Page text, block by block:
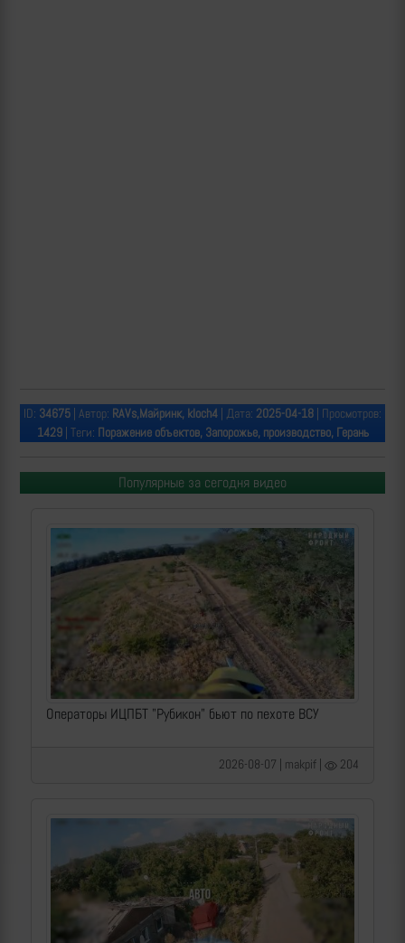
ID: 34675 | Автор: RAVs,Майринк, kloch4 | Дата: 2025-04-18 | Просмотров:
1429| Теги: Поражение объектов, Запорожье, производство, Герань
Популярные за сегодня видео
Операторы ИЦПБТ "Рубикон" бьют по пехоте ВСУ
2026-08-07 | makpif | 204